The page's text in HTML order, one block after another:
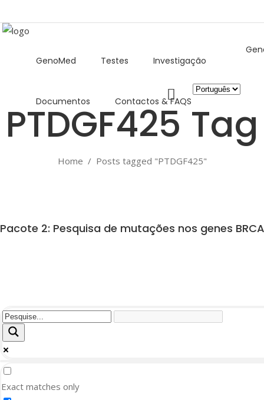
GenoMed
Testes Investigação
Documentos Contactos & FAQS
Escolha
idioma
PTDGF425 Tag
Home / Posts tagged "PTDGF425"
Pacote 2: Pesquisa de mutações nos genes
Exact matches only